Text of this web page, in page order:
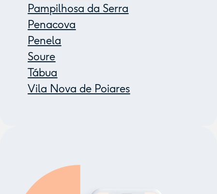
Pampilhosa da Serra
Penacova
Penela
Soure
Tábua
Vila Nova de Poiares